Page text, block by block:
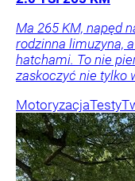
Ma 265 KM, napęd
rodzinna limuzyna,
hatchami. To nie
zaskoczyć nie tylko
MotoryzacjaTesty